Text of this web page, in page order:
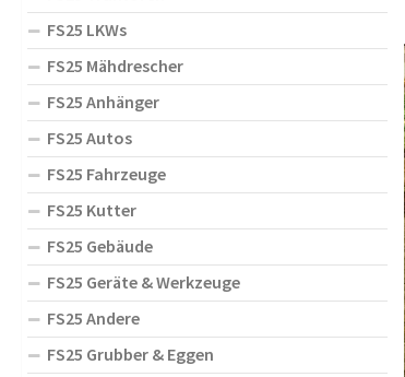
FS25 LKWs
FS25 Mähdrescher
FS25 Anhänger
FS25 Autos
FS25 Fahrzeuge
FS25 Kutter
FS25 Gebäude
FS25 Geräte & Werkzeuge
FS25 Andere
FS25 Grubber & Eggen